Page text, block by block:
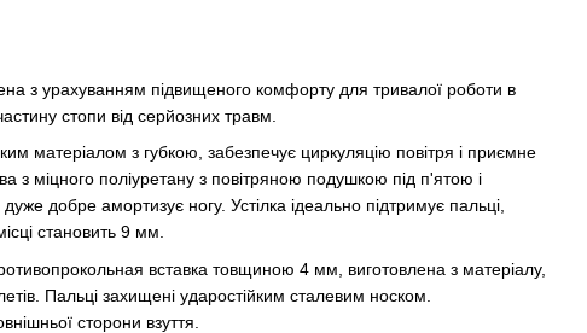
з урахуванням підвищеного комфорту для тривалої роботи в
стопи від серйозних травм.
матеріалом з губкою, забезпечує циркуляцію повітря і приємне
з міцного поліуретану з повітряною подушкою під п'ятою і
добре амортизує ногу. Устілка ідеально підтримує пальці,
становить 9 мм.
вставка товщиною 4 мм, виготовлена з матеріалу,
Пальці захищені ударостійким сталевим носком.
сторони взуття.